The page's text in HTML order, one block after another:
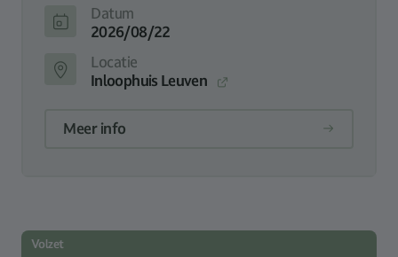
Datum
2026/08/22
Locatie
Inloophuis Leuven
Meer info
Volzet